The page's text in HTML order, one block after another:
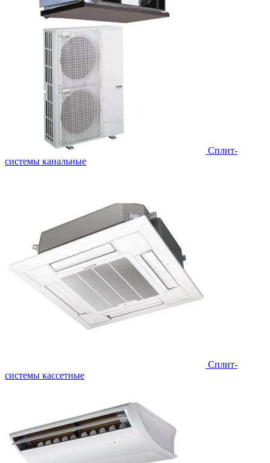
Сплит-
системы канальные
Сплит-
системы кассетные